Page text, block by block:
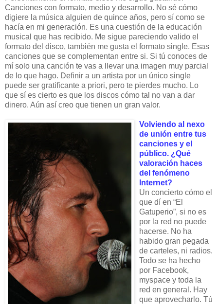
Canciones con formato, medio y desarrollo. No sé cómo
digiere la música alguien de quince años, pero sí como se
hacía en mi generación. Es una cuestión de la educación
musical que has recibido. Me sigue pareciendo valido el
formato del disco, también me gusta el formato single. Esas
canciones que se complementan entre si. Si tú conoces de
mí solo una canción te vas a llevar una imagen muy parcial
de lo que hago. Definir a un artista por un único single
puede ser gratificante a priori, pero te pierdes mucho. Lo
que sí es cierto es que los discos cómo tal no van a dar
dinero. Aún así creo que tienen un gran valor.
Volviendo al nexo
de unión entre tus
canciones y el
público. ¿Qué
valoración haces
del fenómeno
Internet?
Un concierto cómo el
que dí en “El
Gatuperio”, si no es
por la red no puede
hacerse. No ha
habido gran pegada
de carteles, ni radios.
Todo se ha hecho
por Facebook,
myspace y toda la
red en general. Hay
que aprovecharlo. Tú